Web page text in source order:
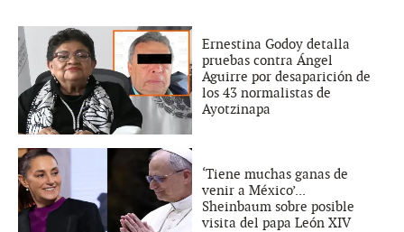
Ernestina Godoy detalla
pruebas contra Ángel
Aguirre por desaparición de
los 43 normalistas de
Ayotzinapa
‘Tiene muchas ganas de
venir a México’...
Sheinbaum sobre posible
visita del papa León XIV